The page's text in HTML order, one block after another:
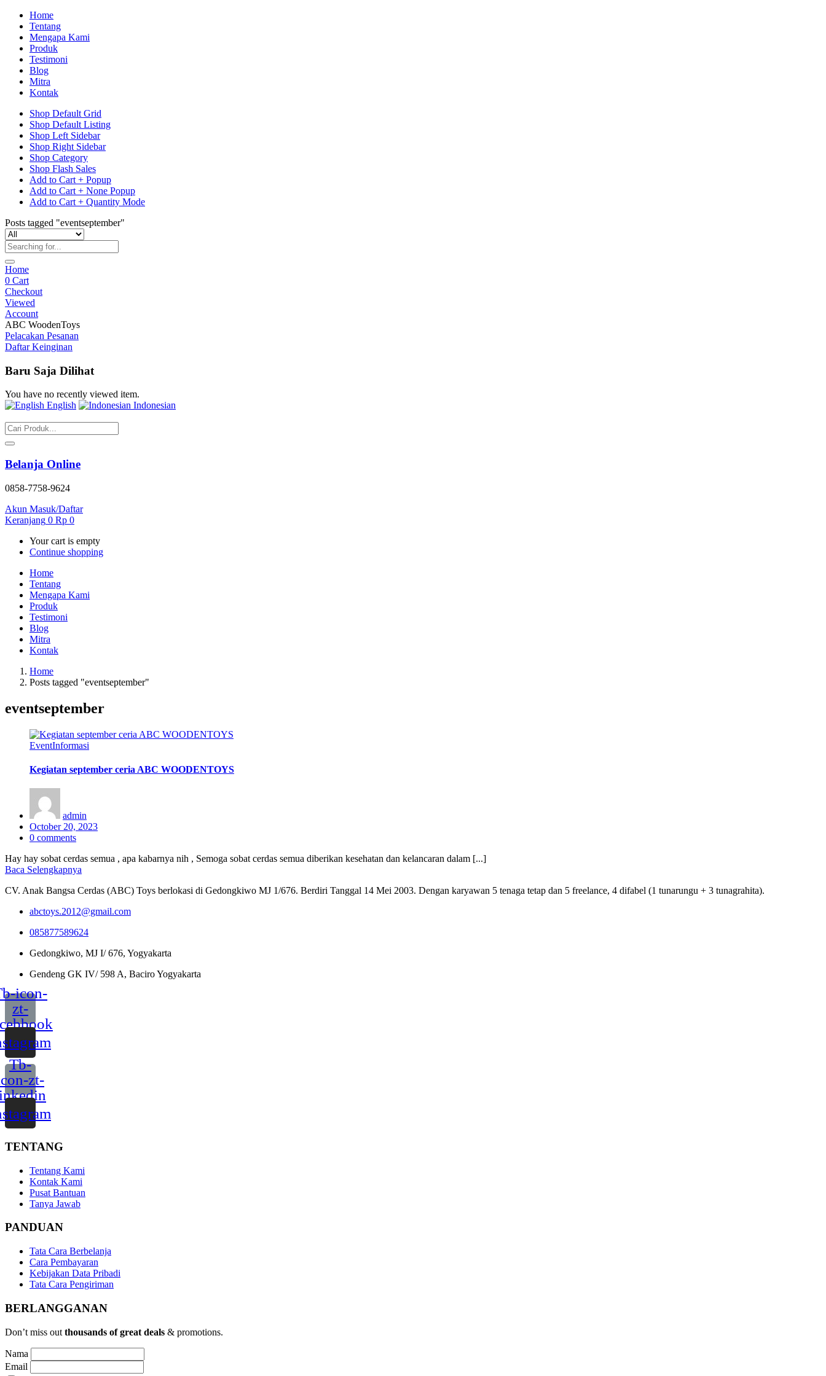
Home
Tentang
Mengapa Kami
Produk
Testimoni
Blog
Mitra
Kontak
Shop Default Grid
Shop Default Listing
Shop Left Sidebar
Shop Right Sidebar
Shop Category
Shop Flash Sales
Add to Cart + Popup
Add to Cart + None Popup
Add to Cart + Quantity Mode
Posts tagged "eventseptember"
Home
0 Cart
Checkout
Viewed
Account
ABC WoodenToys
Pelacakan Pesanan
Daftar Keinginan
Baru Saja Dilihat
You have no recently viewed item.
English
Indonesian
Belanja Online
0858-7758-9624
Akun Masuk/Daftar
Keranjang 0 Rp 0
Your cart is empty
Continue shopping
Home
Tentang
Mengapa Kami
Produk
Testimoni
Blog
Mitra
Kontak
Home
Posts tagged "eventseptember"
eventseptember
EventInformasi
Kegiatan september ceria ABC WOODENTOYS
admin
Posted
on
October 20, 2023
0 comments
Hay hay sobat cerdas semua , apa kabarnya nih , Semoga sobat cerdas semua diberikan kesehatan dan kelancaran dalam [...]
Baca Selengkapnya
CV. Anak Bangsa Cerdas (ABC) Toys berlokasi di Gedongkiwo MJ 1/676. Berdiri Tanggal 14 Mei 2003. Dengan karyawan 5 tenaga tetap dan 5 freelance, 4 difabel (1 tunarungu + 3 tunagrahita).
abctoys.2012@gmail.com
085877589624
Gedongkiwo, MJ I/ 676, Yogyakarta
Gendeng GK IV/ 598 A, Baciro Yogyakarta
icon-
zt-
Tb-
zt-
TENTANG
Tentang Kami
Kontak Kami
Pusat Bantuan
Tanya Jawab
PANDUAN
Tata Cara Berbelanja
Cara Pembayaran
Kebijakan Data Pribadi
Tata Cara Pengiriman
BERLANGGANAN
Don’t miss out thousands of great deals & promotions.
Nama
Email